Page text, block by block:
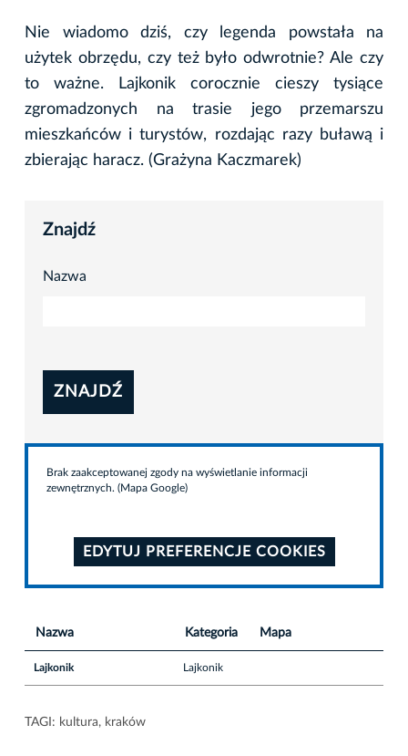
Nie wiadomo dziś, czy legenda powstała na
użytek obrzędu, czy też było odwrotnie? Ale czy
to ważne. Lajkonik corocznie cieszy tysiące
zgromadzonych na trasie jego przemarszu
mieszkańców i turystów, rozdając razy buławą i
zbierając haracz. (Grażyna Kaczmarek)
Znajdź
Nazwa
ZNAJDŹ
Brak zaakceptowanej zgody na wyświetlanie informacji
zewnętrznych. (Mapa Google)
EDYTUJ PREFERENCJE COOKIES
Nazwa Kategoria Mapa
Lajkonik Lajkonik
TAGI: kultura, kraków